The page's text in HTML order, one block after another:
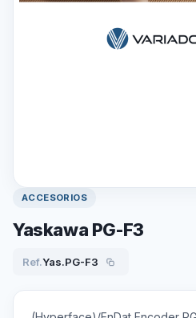
ACCESORIOS
Yaskawa PG-F3
Ref.Yas.PG-F3